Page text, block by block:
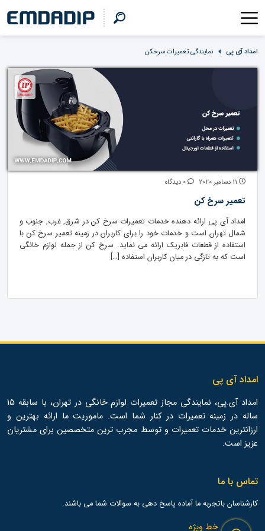
امداد آی پی نمایندگی تعمیرات سرخکن
تعمیر سرخ کن
امداد آی پی ارائه دهنده خدمات تعمیرات سرخ کن در شرق, غرب, جنوب و
شمال تهران است و خدمات خود را برای کاربران در زمینه تعمیر سرخ کن با
استفاده از قطعات فابریک ارائه می نماید. سرخ کن از جمله لوازم خانگی
است که به تازگی در میان کاربران استفاده […]
امداد آی پی
امداد آی.پی، نمایندگی مجاز تعمیرات لوازم خانگی در تهران، با سابقه 15
ساله در زمینه تعمیرات در کنار شما است. ماموریت ما ارائه بهترین و
ارزانترین خدمات تعمیرات و توسط مجرب ترین متخصصین برای مشتریان
عزیز است.
تماس با ما
کارشناسان باتجربه ما آماده پاسخ دهی به سوالات شما می باشند.
خط ویژه